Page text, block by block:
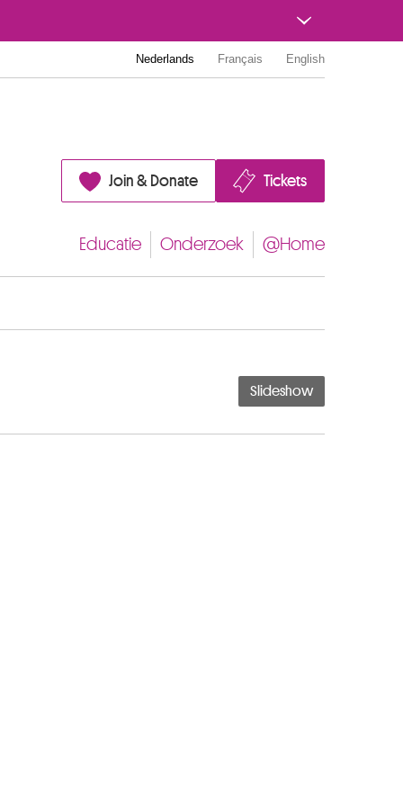
Nederlands Français English
Join & Donate Tickets
Educatie Onderzoek @Home
Slideshow